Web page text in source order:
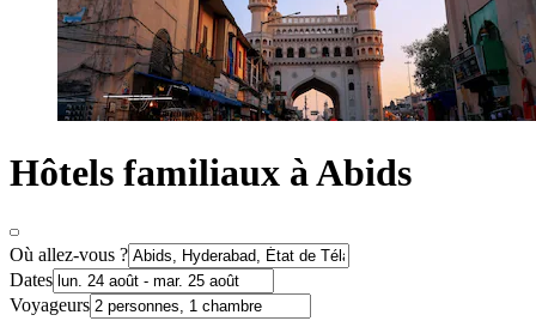
Hôtels familiaux à Abids
Où allez-vous ?
Dates
Voyageurs